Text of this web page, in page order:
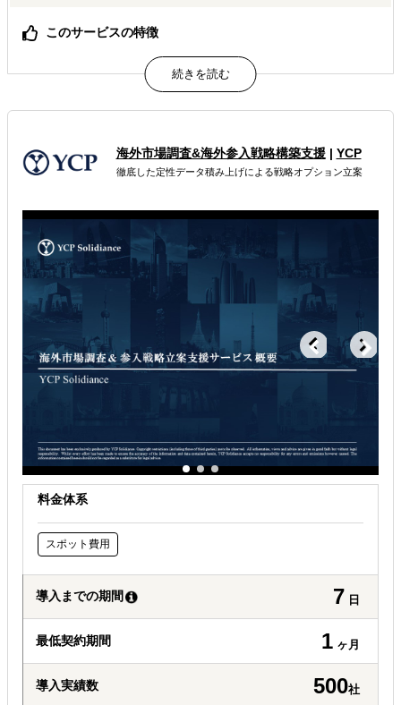
このサービスの特徴
案件規模に関わらない柔軟なサポート体制の構築
大手投資銀行出身者で構成されるFAチームによるグローバ
PMI領域にとどまらない定常的なオペレーション／ビジネ
属するジャンル
解決できる課題
自社事業に最適な進出形態を知りたい
海外におけるリスク・コストを低減したい
海外市場調査&海外参入戦略構築支援| YCP
徹底した定性データ積み上げによる戦略オプション立案
料金体系
スポット費用
導入までの期間 7 日
最低契約期間 1 ヶ月
導入実績数 500社